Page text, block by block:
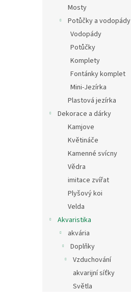
Mosty
Potůčky a vodopády
Vodopády
Potůčky
Komplety
Fontánky komplet
Mini-Jezírka
Plastová jezírka
Dekorace a dárky
Kamjove
Květináče
Kamenné svícny
Vědra
imitace zvířat
Plyšový koi
Velda
Akvaristika
akvária
Doplňky
Vzduchování
akvarijní síťky
Světla